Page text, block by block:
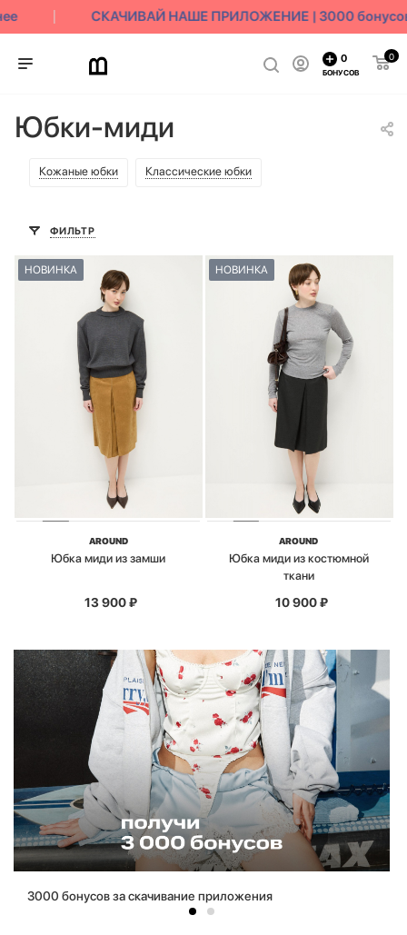
СКАЧИВАЙ НАШЕ ПРИЛОЖЕНИЕ | 3000 бонусов в
0
0
БОНУСОВ
Юбки-миди
Кожаные юбки Классические юбки
ФИЛЬТР
НОВИНКА
AROUND
Юбка миди из замши
13 900₽
НОВИНКА
AROUND
Юбка миди из костюмной
ткани
10 900₽
3000 бонусов за скачивание приложения